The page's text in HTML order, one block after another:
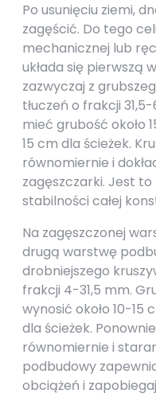
Po usunięciu ziemi,
zagęścić. Do tego
mechanicznej lub
układa się pierwszą
zazwyczaj z
tłuczeń o frakcji
mieć grubość około
15 cm dla ścieżek.
równomiernie i
zagęszczarki. Jest
stabilności całej
Na zagęszczonej
drugą warstwę
drobniejszego
frakcji 4-31,5 mm.
wynosić około 10-15
dla ścieżek.
równomiernie i
podbudowy
obciążeń i